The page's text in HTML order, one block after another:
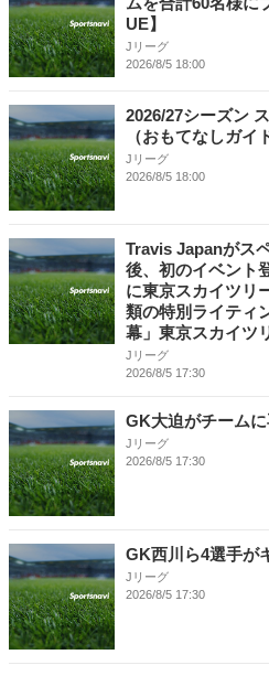
UE】
Jリーグ
2026/8/5 18:00
2026/27シーズン
（おもてなしガイ
Jリーグ
2026/8/5 18:00
Travis Japanがス
後、初のイベント
に東京スカイツリ
類の特別ライティ
幕」東京スカイツ
Jリーグ
2026/8/5 17:30
GK大迫がチームに
Jリーグ
2026/8/5 17:30
GK西川ら4選手が
Jリーグ
2026/8/5 17:30